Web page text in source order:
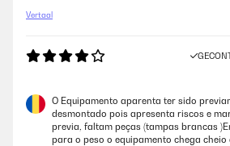
Vertaal
O Equipamento aparenta ter sido
desmontado pois apresenta riscos e
previa, faltam peças (tampas brancas
para o peso o equipamento chega cheio